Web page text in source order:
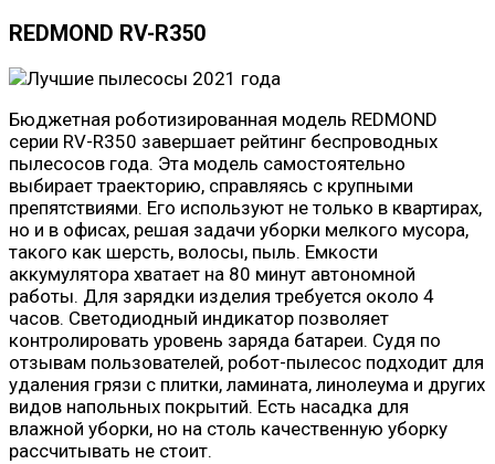
REDMOND RV-R350
Бюджетная роботизированная модель REDMOND
серии RV-R350 завершает рейтинг беспроводных
пылесосов года. Эта модель самостоятельно
выбирает траекторию, справляясь с крупными
препятствиями. Его используют не только в квартирах,
но и в офисах, решая задачи уборки мелкого мусора,
такого как шерсть, волосы, пыль. Емкости
аккумулятора хватает на 80 минут автономной
работы. Для зарядки изделия требуется около 4
часов. Светодиодный индикатор позволяет
контролировать уровень заряда батареи. Судя по
отзывам пользователей, робот-пылесос подходит для
удаления грязи с плитки, ламината, линолеума и других
видов напольных покрытий. Есть насадка для
влажной уборки, но на столь качественную уборку
рассчитывать не стоит.